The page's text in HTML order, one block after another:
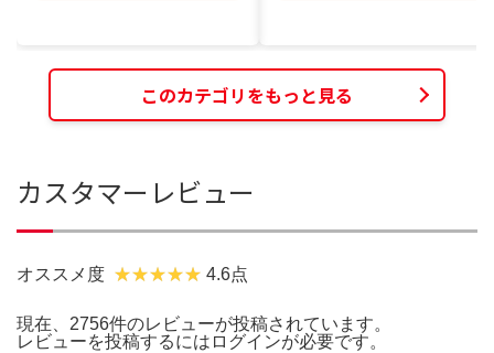
このカテゴリをもっと見る
カスタマーレビュー
オススメ度 4.6点
現在、2756件のレビューが投稿されています。
レビューを投稿するには ログインが必要です。